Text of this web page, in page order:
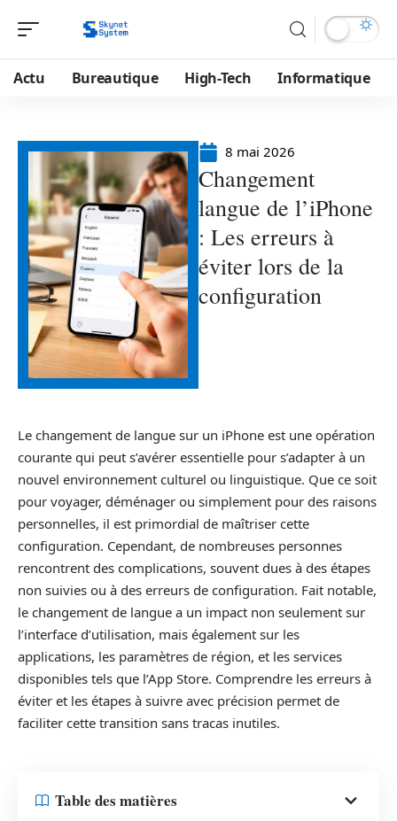
Actu Bureautique High-Tech Informatique
8 mai 2026
Changement
langue de l’iPhone
: Les erreurs à
éviter lors de la
configuration
Le changement de langue sur un iPhone est une opération
courante qui peut s’avérer essentielle pour s’adapter à un
nouvel environnement culturel ou linguistique. Que ce soit
pour voyager, déménager ou simplement pour des raisons
personnelles, il est primordial de maîtriser cette
configuration. Cependant, de nombreuses personnes
rencontrent des complications, souvent dues à des étapes
non suivies ou à des erreurs de configuration. Fait notable,
le changement de langue a un impact non seulement sur
l’interface d’utilisation, mais également sur les
applications, les paramètres de région, et les services
disponibles tels que l’App Store. Comprendre les erreurs à
éviter et les étapes à suivre avec précision permet de
faciliter cette transition sans tracas inutiles.
Table des matières